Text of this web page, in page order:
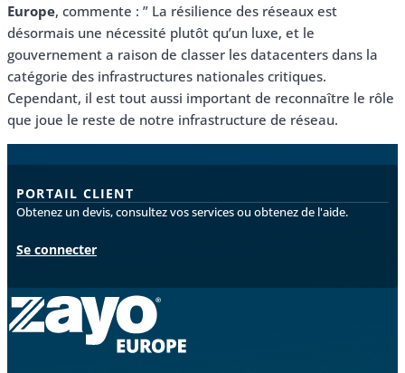
Europe, commente : ” La résilience des réseaux est
désormais une nécessité plutôt qu’un luxe, et le
gouvernement a raison de classer les datacenters dans la
catégorie des infrastructures nationales critiques.
Cependant, il est tout aussi important de reconnaître le rôle
que joue le reste de notre infrastructure de réseau.
PORTAIL CLIENT
Obtenez un devis, consultez vos services ou obtenez de l'aide.
Se connecter